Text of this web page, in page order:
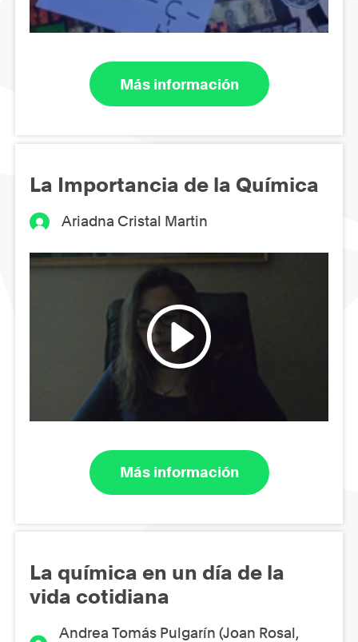
Más información
La Importancia de la Química
Ariadna Cristal Martin
Más información
La química en un día de la
vida cotidiana
Andrea Tomás Pulgarín (Joan Rosal,